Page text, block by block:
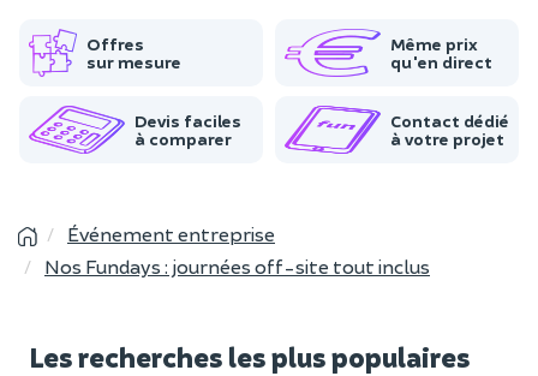
Offres
sur mesure
Même prix
qu'en direct
Devis faciles
à comparer
Contact dédié
à votre projet
Événement entreprise
Nos Fundays : journées off-site tout inclus
Les recherches les plus populaires